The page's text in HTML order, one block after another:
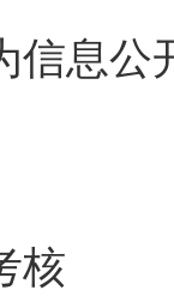
信息公
核